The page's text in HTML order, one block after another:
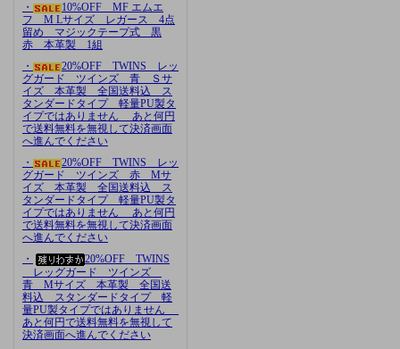
・
10%OFF MF エムエ
フ M Lサイズ レガース 4点
留め マジックテープ式 黒
赤 本革製 1組
・
20%OFF TWINS レッ
グガード ツインズ 青 Ｓサ
イズ 本革製 全国送料込 ス
タンダードタイプ 軽量PU製タ
イプではありません あと何円
で送料無料を無視して決済画面
へ進んでください
・
20%OFF TWINS レッ
グガード ツインズ 赤 Mサ
イズ 本革製 全国送料込 ス
タンダードタイプ 軽量PU製タ
イプではありません あと何円
で送料無料を無視して決済画面
へ進んでください
・
20%OFF TWINS
レッグガード ツインズ
青 Mサイズ 本革製 全国送
料込 スタンダードタイプ 軽
量PU製タイプではありません
あと何円で送料無料を無視して
決済画面へ進んでください